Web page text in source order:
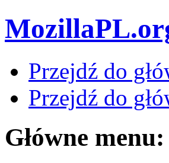
Przejdź do
Przejdź do
Główne menu: